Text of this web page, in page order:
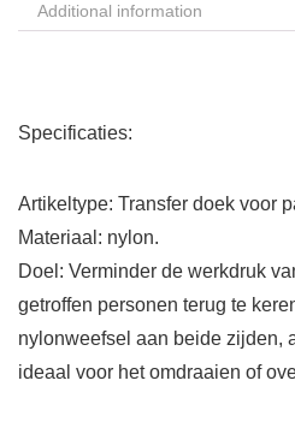
Additional information
Specificaties:
Artikeltype: Transfer doek voor
Materiaal: nylon.
Doel: Verminder de werkdruk
getroffen personen terug te
nylonweefsel aan beide zijden,
ideaal voor het omdraaien of